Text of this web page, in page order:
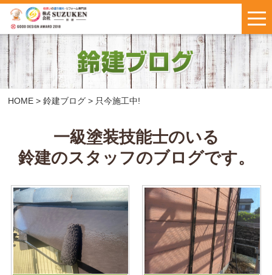
鈴建ブログ
新着情報
W保証について
会社概要
はじめての方へ
施工事例
お客様の声
お問い合わせ ・お見積もり
LINEで気軽に
インスタで
HOME > 鈴建ブログ > 只今施工中!
一級塗装技能士のいる
鈴建のスタッフのブログです。